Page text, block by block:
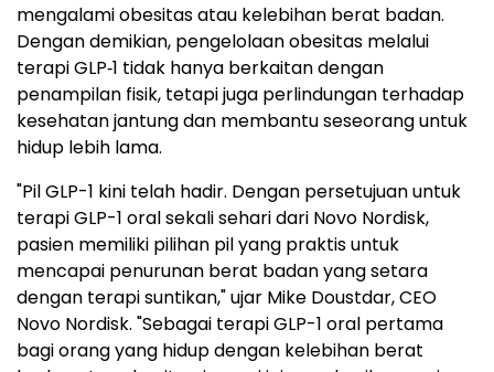
mengalami obesitas atau kelebihan berat badan.
Dengan demikian, pengelolaan obesitas melalui
terapi GLP‑1 tidak hanya berkaitan dengan
penampilan fisik, tetapi juga perlindungan terhadap
kesehatan jantung dan membantu seseorang untuk
hidup lebih lama.
"Pil GLP-1 kini telah hadir. Dengan persetujuan untuk
terapi GLP-1 oral sekali sehari dari Novo Nordisk,
pasien memiliki pilihan pil yang praktis untuk
mencapai penurunan berat badan yang setara
dengan terapi suntikan," ujar Mike Doustdar, CEO
Novo Nordisk. "Sebagai terapi GLP-1 oral pertama
bagi orang yang hidup dengan kelebihan berat